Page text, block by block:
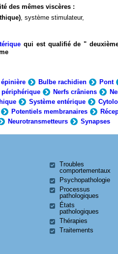
des mêmes viscères :
, système stimulateur,
qui est qualifié de "
Bulbe rachidien Pont
périphérique Nerfs crâniens
Système entérique
Potentiels membranaires
Neurotransmetteurs Synapses
Troubles
comportementaux
Psychopathologie
Processus
pathologiques
États
pathologiques
Thérapies
Traitements